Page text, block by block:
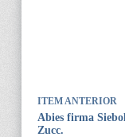
ITEM ANTERIOR
Abies firma
Zucc.